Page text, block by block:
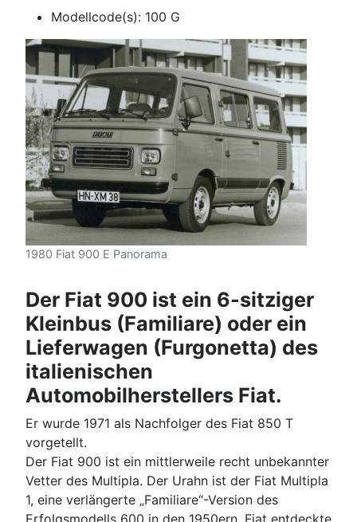
Modellcode(s): 100 G
1980 Fiat 900 E Panorama
Der Fiat 900 ist ein 6-sitziger
Kleinbus (Familiare) oder ein
Lieferwagen (Furgonetta) des
italienischen
Automobilherstellers Fiat.
Er wurde 1971 als Nachfolger des Fiat 850 T
vorgetellt.
Der Fiat 900 ist ein mittlerweile recht unbekannter
Vetter des Multipla. Der Urahn ist der Fiat Multipla
1, eine verlängerte „Familiare“-Version des